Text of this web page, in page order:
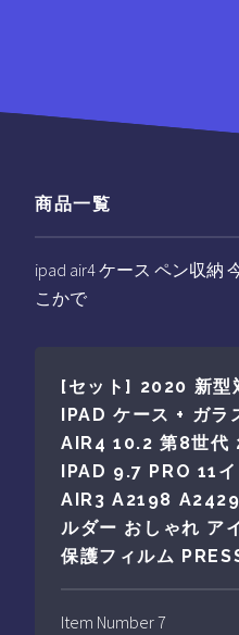
商品一覧
ipad air4 ケース ペン収納
こかで
[セット] 2020 新型
IPAD ケース + ガラ
AIR4 10.2 第8世代
IPAD 9.7 PRO 11
AIR3 A2198
ルダー おしゃれ ア
保護フィルム
Item Number 7